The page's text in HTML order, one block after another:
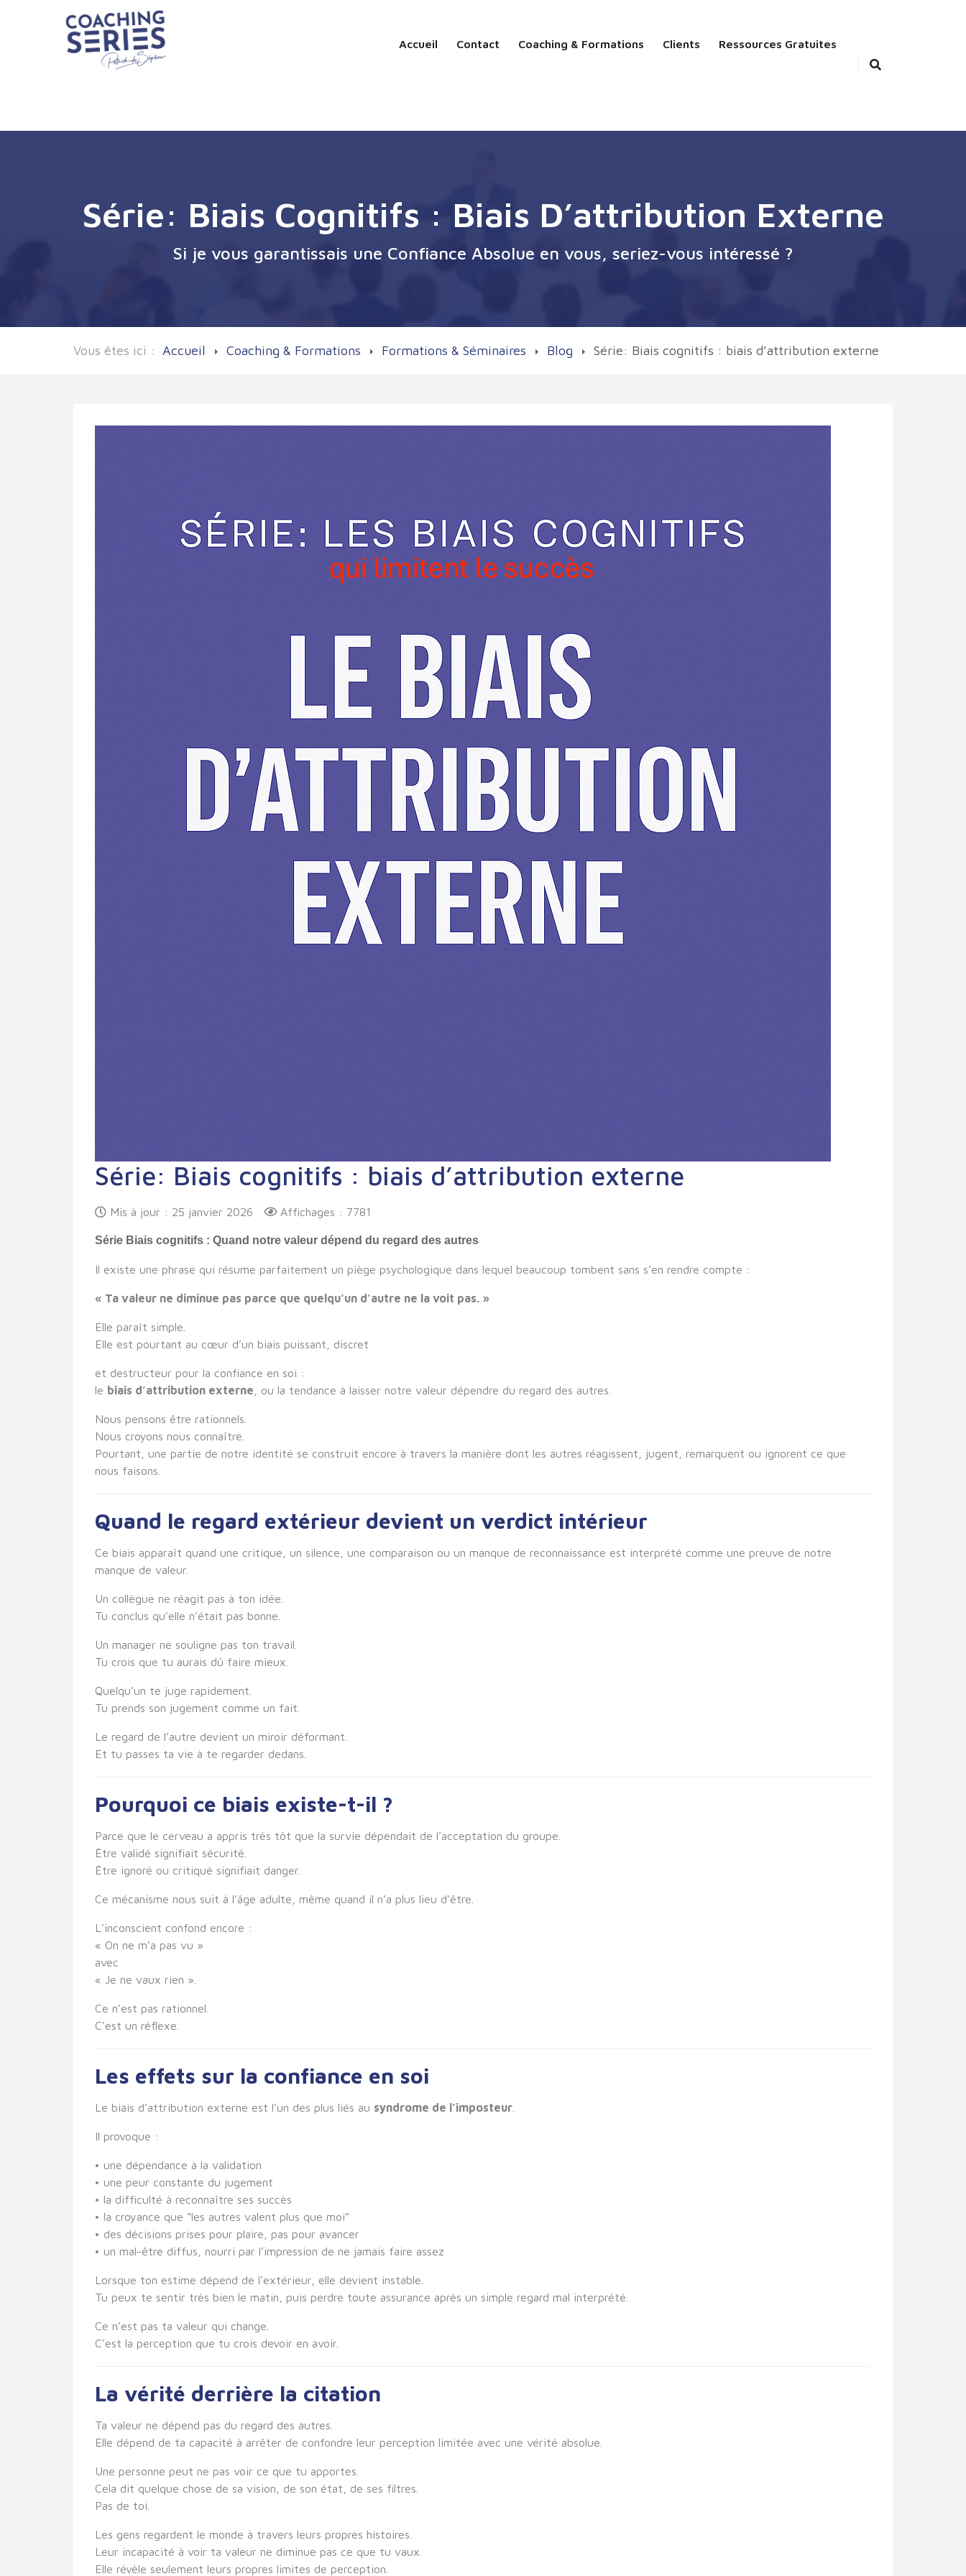
Accueil Contact Coaching & Formations Clients Ressources Gratuites
Série: Biais Cognitifs : Biais D’attribution Externe
Si je vous garantissais une Confiance Absolue en vous, seriez-vous intéressé ?
Vous êtes ici : Accueil Coaching & Formations Formations & Séminaires Blog Série: Biais cognitifs : biais d’attribution externe
Série: Biais cognitifs : biais d’attribution externe
Mis à jour : 25 janvier 2026 Affichages : 7781
Série Biais cognitifs : Quand notre valeur dépend du regard des autres
Il existe une phrase qui résume parfaitement un piège psychologique dans lequel beaucoup tombent sans s’en rendre compte :
« Ta valeur ne diminue pas parce que quelqu’un d’autre ne la voit pas. »
Elle paraît simple.
Elle est pourtant au cœur d’un biais puissant, discret
et destructeur pour la confiance en soi :
le biais d’attribution externe , ou la tendance à laisser notre valeur dépendre du regard des autres.
Nous pensons être rationnels.
Nous croyons nous connaître.
Pourtant, une partie de notre identité se construit encore à travers la manière dont les autres réagissent, jugent, remarquent ou ignorent ce que
nous faisons.
Quand le regard extérieur devient un verdict intérieur
Ce biais apparaît quand une critique, un silence, une comparaison ou un manque de reconnaissance est interprété comme une preuve de notre
manque de valeur.
Un collègue ne réagit pas à ton idée.
Tu conclus qu’elle n’était pas bonne.
Un manager ne souligne pas ton travail.
Tu crois que tu aurais dû faire mieux.
Quelqu’un te juge rapidement.
Tu prends son jugement comme un fait.
Le regard de l’autre devient un miroir déformant.
Et tu passes ta vie à te regarder dedans.
Pourquoi ce biais existe-t-il ?
Parce que le cerveau a appris très tôt que la survie dépendait de l’acceptation du groupe.
Être validé signifiait sécurité.
Être ignoré ou critiqué signifiait danger.
Ce mécanisme nous suit à l’âge adulte, même quand il n’a plus lieu d’être.
L’inconscient confond encore :
« On ne m’a pas vu »
avec
« Je ne vaux rien ».
Ce n’est pas rationnel.
C’est un réflexe.
Les effets sur la confiance en soi
Le biais d’attribution externe est l’un des plus liés au syndrome de l’imposteur
Il provoque :
• une dépendance à la validation
• une peur constante du jugement
• la difficulté à reconnaître ses succès
• la croyance que “les autres valent plus que moi”
• des décisions prises pour plaire, pas pour avancer
• un mal-être diffus, nourri par l’impression de ne jamais faire assez
Lorsque ton estime dépend de l’extérieur, elle devient instable.
Tu peux te sentir très bien le matin, puis perdre toute assurance après un simple regard mal interprété.
Ce n’est pas ta valeur qui change.
C’est la perception que tu crois devoir en avoir.
La vérité derrière la citation
Ta valeur ne dépend pas du regard des autres.
Elle dépend de ta capacité à arrêter de confondre leur perception limitée avec une vérité absolue.
Une personne peut ne pas voir ce que tu apportes.
Cela dit quelque chose de sa vision, de son état, de ses filtres.
Pas de toi.
Les gens regardent le monde à travers leurs propres histoires.
Leur incapacité à voir ta valeur ne diminue pas ce que tu vaux.
Elle révèle seulement leurs propres limites de perception.